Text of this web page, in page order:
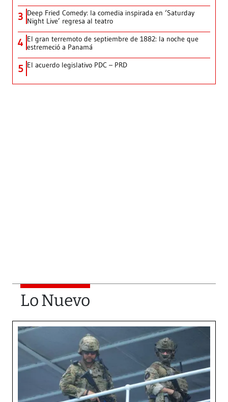
3 Deep Fried Comedy: la comedia inspirada en ‘Saturday
Night Live’ regresa al teatro
4 El gran terremoto de septiembre de 1882: la noche que
estremeció a Panamá
5 El acuerdo legislativo PDC – PRD
Lo Nuevo